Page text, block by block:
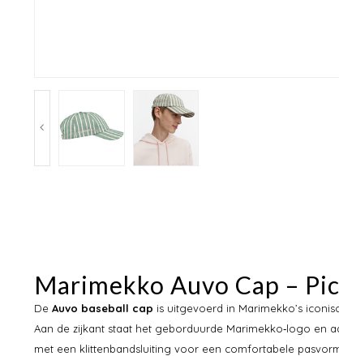
Marimekko Auvo Cap –
De Auvo baseball cap is uitgevoerd in Marimekko’s
Aan de zijkant staat het geborduurde Marimekko‑logo en
met een klittenbandsluiting voor een comfortabele